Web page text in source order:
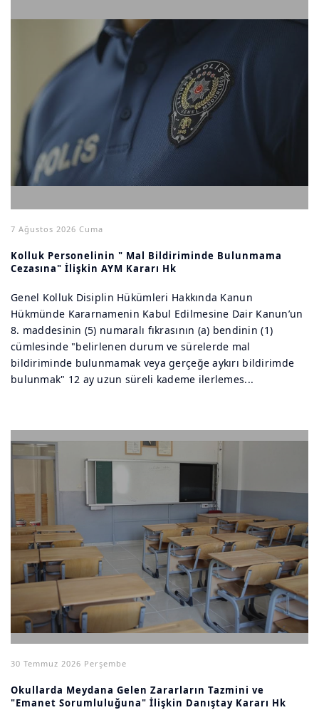
7 Ağustos 2026 Cuma
Kolluk Personelinin " Mal Bildiriminde Bulunmama
Cezasına" İlişkin AYM Kararı Hk
Genel Kolluk Disiplin Hükümleri Hakkında Kanun
Hükmünde Kararnamenin Kabul Edilmesine Dair Kanun’un
8. maddesinin (5) numaralı fıkrasının (a) bendinin (1)
cümlesinde "belirlenen durum ve sürelerde mal
bildiriminde bulunmamak veya gerçeğe aykırı bildirimde
bulunmak" 12 ay uzun süreli kademe ilerlemes...
30 Temmuz 2026 Perşembe
Okullarda Meydana Gelen Zararların Tazmini ve
"Emanet Sorumluluğuna" İlişkin Danıştay Kararı Hk